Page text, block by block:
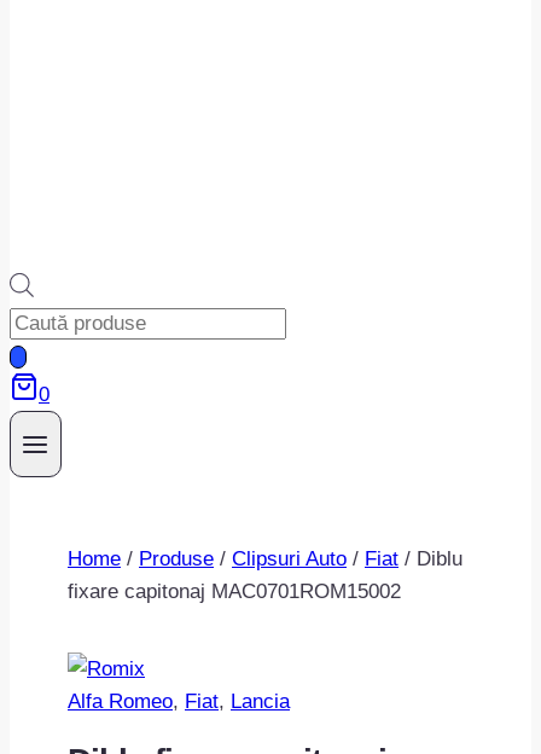
Products
search
0
Home / Produse / Clipsuri Auto / Fiat / Diblu
fixare capitonaj MAC0701ROM15002
Alfa Romeo, Fiat, Lancia